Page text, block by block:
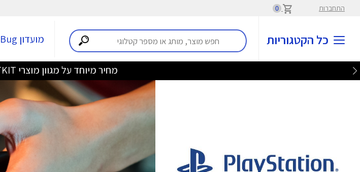
התחברות 0
כל הקטגוריות מועדון My Bug
מחיר מיוחד על מגוון מוצרי PETKIT לחברי מועדון >>